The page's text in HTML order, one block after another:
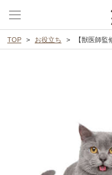
TOP お役立ち 【獣医師監